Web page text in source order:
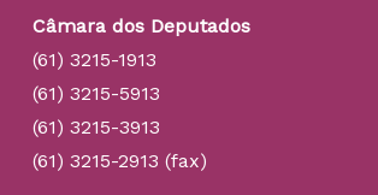
Câmara dos Deputados
(61) 3215-1913
(61) 3215-5913
(61) 3215-3913
(61) 3215-2913 (fax)